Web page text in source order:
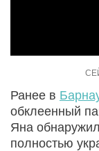
Ранее в
обклеенный
Яна
полностью